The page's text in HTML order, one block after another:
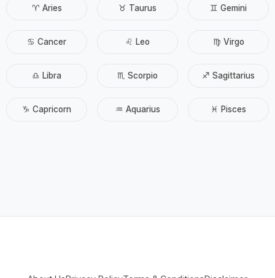
♈ Aries ♉ Taurus ♊ Gemini
♋ Cancer ♌ Leo ♍ Virgo
♎ Libra ♏ Scorpio ♐ Sagittarius
♑ Capricorn ♒ Aquarius ♓ Pisces